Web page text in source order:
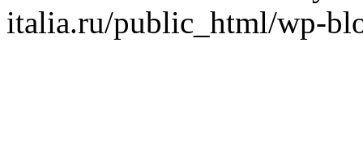
italia.ru/public_html/wp-